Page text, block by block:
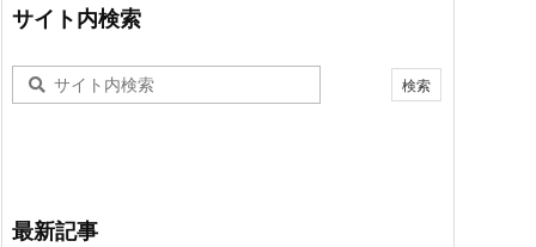
サイト内検索
最新記事